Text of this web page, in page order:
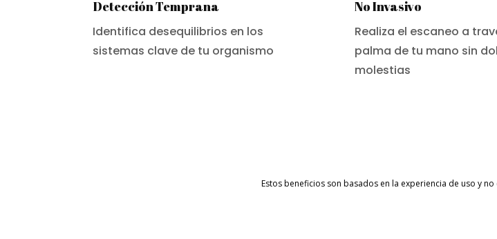
Detección Temprana
Identifica desequilibrios en los
sistemas clave de tu organismo
No Invasivo
Realiza el escaneo a
palma de tu mano sin
molestias
Estos beneficios son basados en la experiencia de uso y